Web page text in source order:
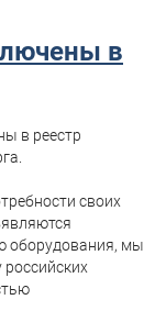
в
в реестр
своих
оборудования, мы